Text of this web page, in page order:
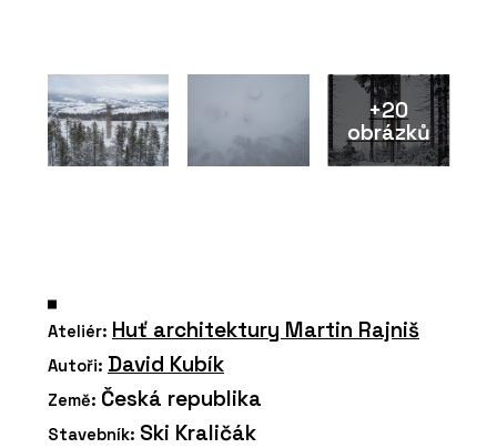
+20
obrázků
Ateliér: Huť architektury Martin Rajniš
Autoři: David Kubík
Země: Česká republika
Stavebník: Ski Kraličák